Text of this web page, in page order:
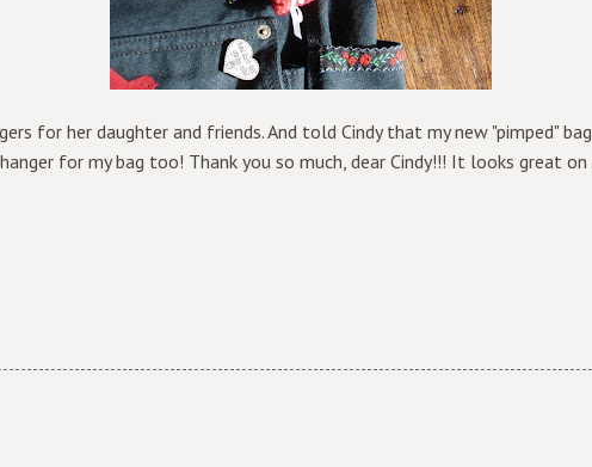
for her daughter and friends. And told Cindy that my new "pimped"
for my bag too! Thank you so much, dear Cindy!!! It looks great on